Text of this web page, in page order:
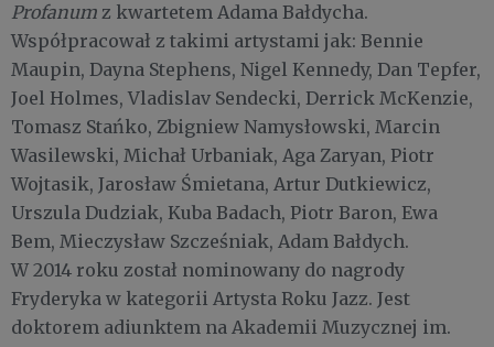
Profanum z kwartetem Adama Bałdycha.
Współpracował z takimi artystami jak: Bennie
Maupin, Dayna Stephens, Nigel Kennedy, Dan Tepfer,
Joel Holmes, Vladislav Sendecki, Derrick McKenzie,
Tomasz Stańko, Zbigniew Namysłowski, Marcin
Wasilewski, Michał Urbaniak, Aga Zaryan, Piotr
Wojtasik, Jarosław Śmietana, Artur Dutkiewicz,
Urszula Dudziak, Kuba Badach, Piotr Baron, Ewa
Bem, Mieczysław Szcześniak, Adam Bałdych.
W 2014 roku został nominowany do nagrody
Fryderyka w kategorii Artysta Roku Jazz. Jest
doktorem adiunktem na Akademii Muzycznej im.